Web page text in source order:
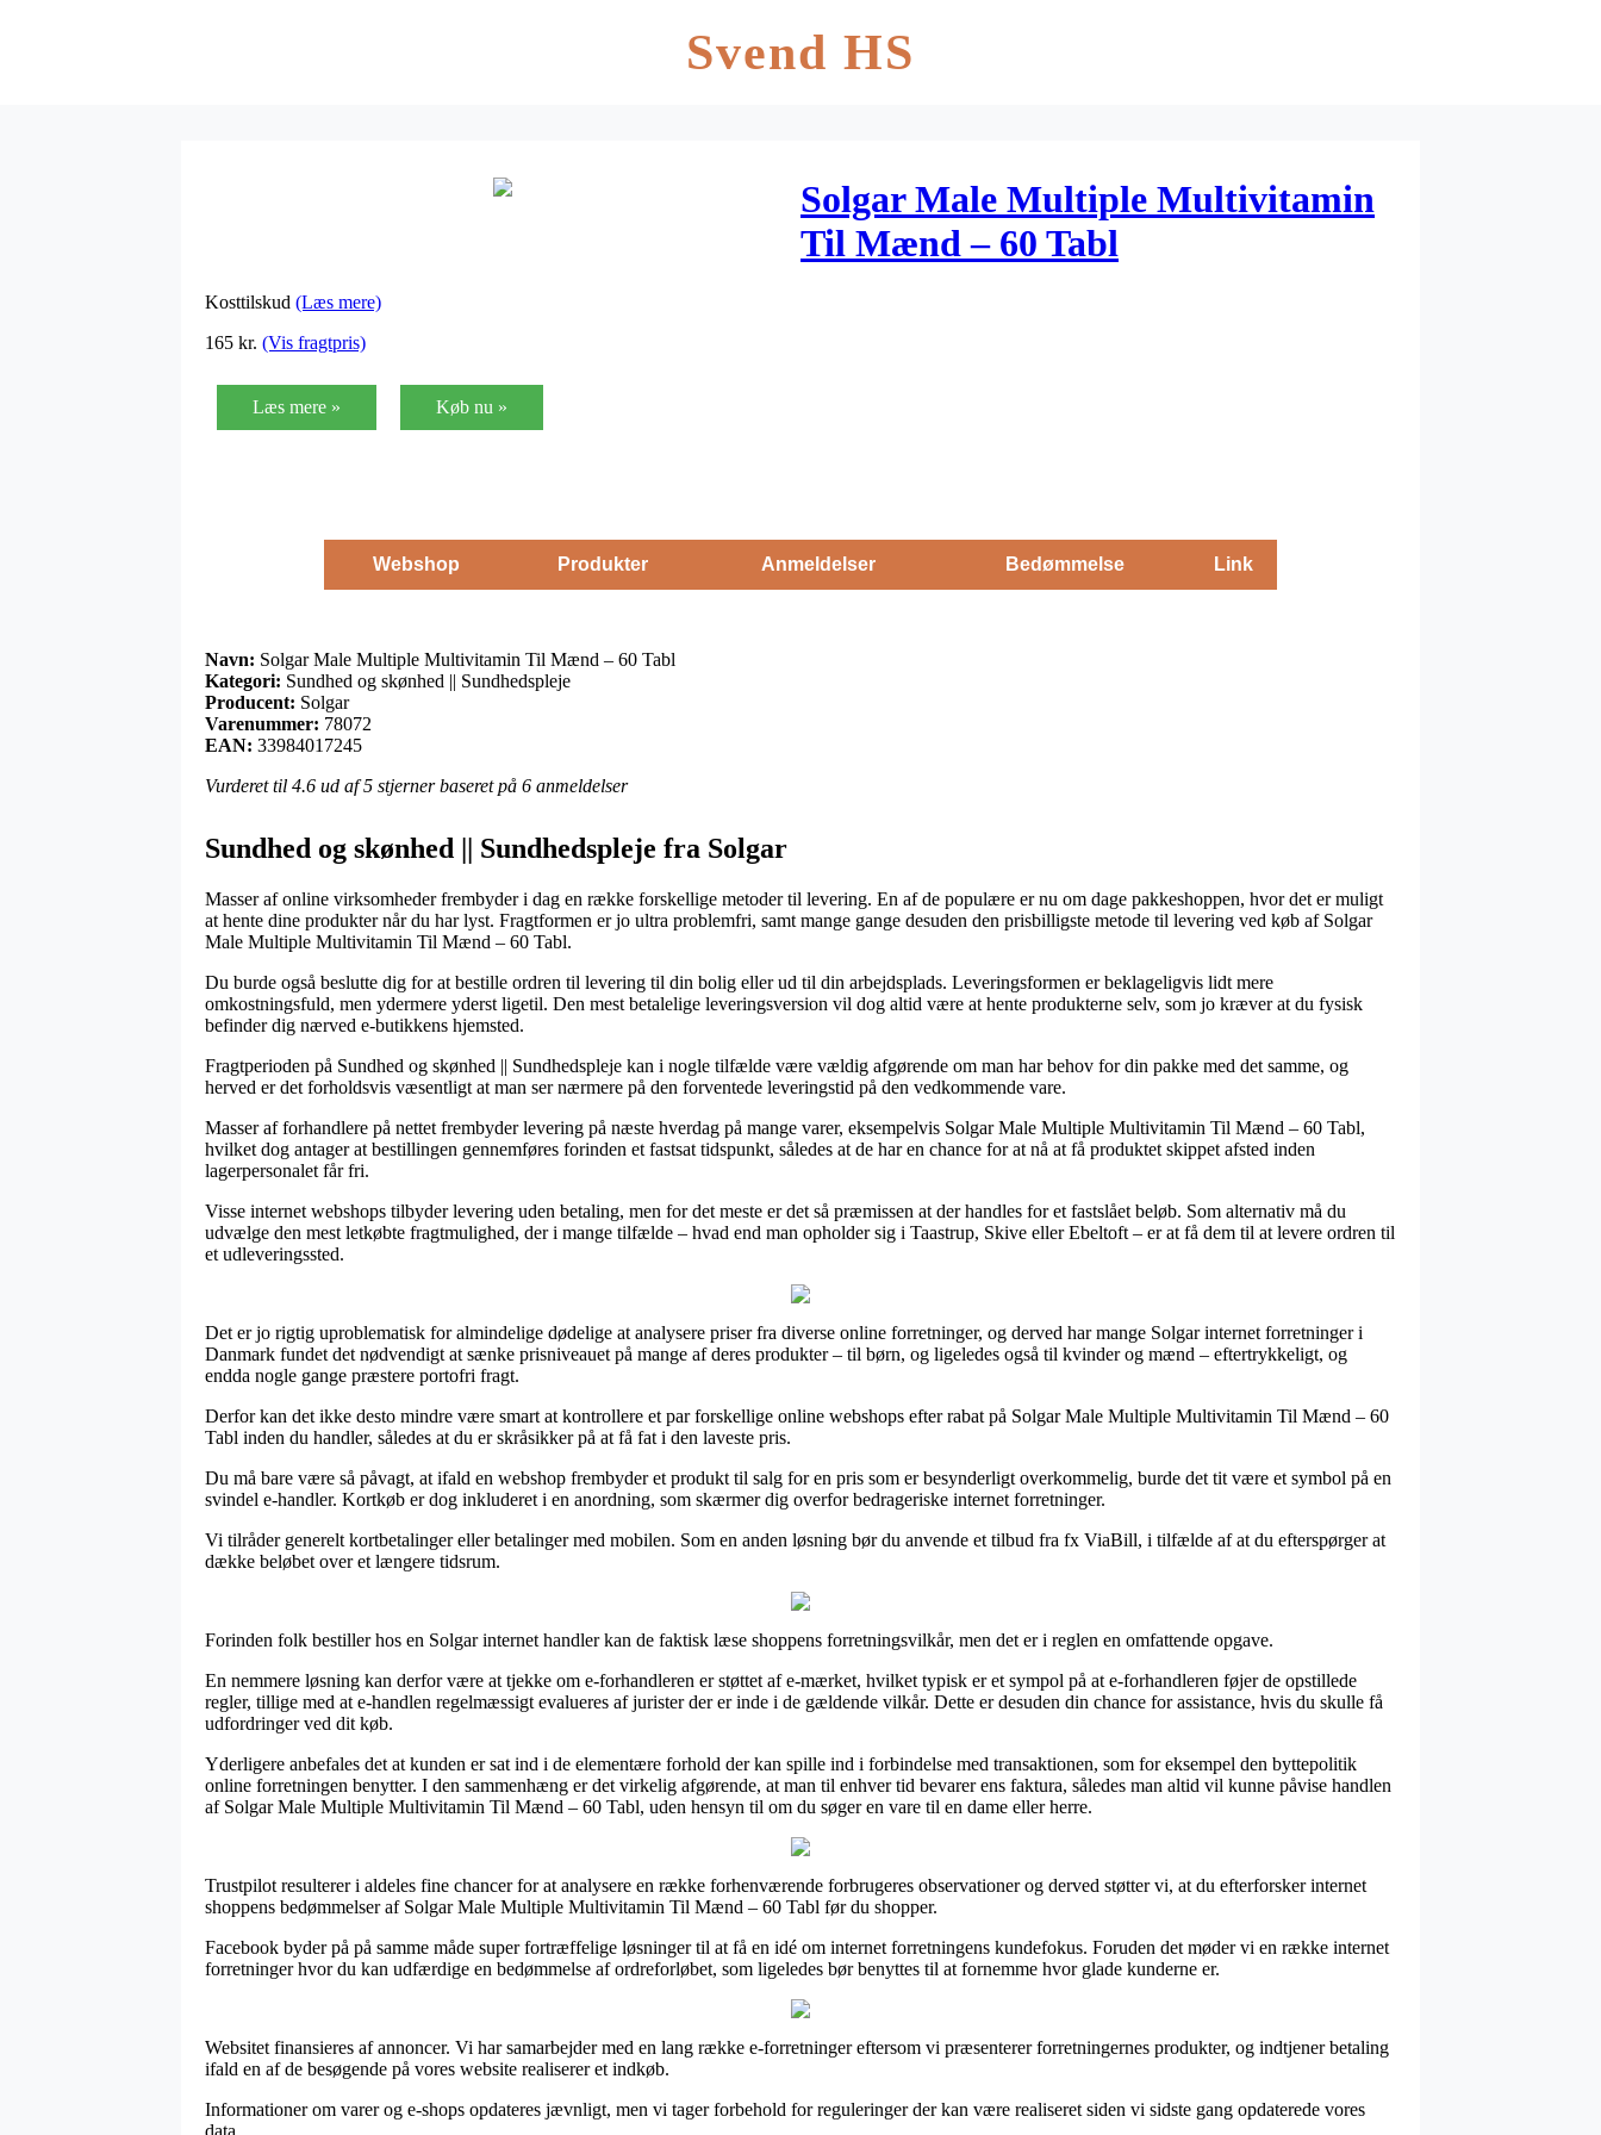
Svend HS
Solgar Male Multiple Multivitamin
Til Mænd – 60 Tabl
Kosttilskud (Læs mere)
165 kr. (Vis fragtpris)
Læs mere » Køb nu »
Webshop Produkter Anmeldelser Bedømmelse Link
Navn: Solgar Male Multiple Multivitamin Til Mænd – 60 Tabl
Kategori: Sundhed og skønhed || Sundhedspleje
Producent: Solgar
Varenummer: 78072
EAN: 33984017245
Vurderet til 4.6 ud af 5 stjerner baseret på 6 anmeldelser
Sundhed og skønhed || Sundhedspleje fra Solgar
Masser af online virksomheder frembyder i dag en række forskellige metoder til levering. En af de populære er nu om dage pakkeshoppen, hvor det er muligt
at hente dine produkter når du har lyst. Fragtformen er jo ultra problemfri, samt mange gange desuden den prisbilligste metode til levering ved køb af Solgar
Male Multiple Multivitamin Til Mænd – 60 Tabl.
Du burde også beslutte dig for at bestille ordren til levering til din bolig eller ud til din arbejdsplads. Leveringsformen er beklageligvis lidt mere
omkostningsfuld, men ydermere yderst ligetil. Den mest betalelige leveringsversion vil dog altid være at hente produkterne selv, som jo kræver at du fysisk
befinder dig nærved e-butikkens hjemsted.
Fragtperioden på Sundhed og skønhed || Sundhedspleje kan i nogle tilfælde være vældig afgørende om man har behov for din pakke med det samme, og
herved er det forholdsvis væsentligt at man ser nærmere på den forventede leveringstid på den vedkommende vare.
Masser af forhandlere på nettet frembyder levering på næste hverdag på mange varer, eksempelvis Solgar Male Multiple Multivitamin Til Mænd – 60 Tabl,
hvilket dog antager at bestillingen gennemføres forinden et fastsat tidspunkt, således at de har en chance for at nå at få produktet skippet afsted inden
lagerpersonalet får fri.
Visse internet webshops tilbyder levering uden betaling, men for det meste er det så præmissen at der handles for et fastslået beløb. Som alternativ må du
udvælge den mest letkøbte fragtmulighed, der i mange tilfælde – hvad end man opholder sig i Taastrup, Skive eller Ebeltoft – er at få dem til at levere ordren til
et udleveringssted.
Det er jo rigtig uproblematisk for almindelige dødelige at analysere priser fra diverse online forretninger, og derved har mange Solgar internet forretninger i
Danmark fundet det nødvendigt at sænke prisniveauet på mange af deres produkter – til børn, og ligeledes også til kvinder og mænd – eftertrykkeligt, og
endda nogle gange præstere portofri fragt.
Derfor kan det ikke desto mindre være smart at kontrollere et par forskellige online webshops efter rabat på Solgar Male Multiple Multivitamin Til Mænd – 60
Tabl inden du handler, således at du er skråsikker på at få fat i den laveste pris.
Du må bare være så påvagt, at ifald en webshop frembyder et produkt til salg for en pris som er besynderligt overkommelig, burde det tit være et symbol på en
svindel e-handler. Kortkøb er dog inkluderet i en anordning, som skærmer dig overfor bedrageriske internet forretninger.
Vi tilråder generelt kortbetalinger eller betalinger med mobilen. Som en anden løsning bør du anvende et tilbud fra fx ViaBill, i tilfælde af at du efterspørger at
dække beløbet over et længere tidsrum.
Forinden folk bestiller hos en Solgar internet handler kan de faktisk læse shoppens forretningsvilkår, men det er i reglen en omfattende opgave.
En nemmere løsning kan derfor være at tjekke om e-forhandleren er støttet af e-mærket, hvilket typisk er et sympol på at e-forhandleren føjer de opstillede
regler, tillige med at e-handlen regelmæssigt evalueres af jurister der er inde i de gældende vilkår. Dette er desuden din chance for assistance, hvis du skulle få
udfordringer ved dit køb.
Yderligere anbefales det at kunden er sat ind i de elementære forhold der kan spille ind i forbindelse med transaktionen, som for eksempel den byttepolitik
online forretningen benytter. I den sammenhæng er det virkelig afgørende, at man til enhver tid bevarer ens faktura, således man altid vil kunne påvise handlen
af Solgar Male Multiple Multivitamin Til Mænd – 60 Tabl, uden hensyn til om du søger en vare til en dame eller herre.
Trustpilot resulterer i aldeles fine chancer for at analysere en række forhenværende forbrugeres observationer og derved støtter vi, at du efterforsker internet
shoppens bedømmelser af Solgar Male Multiple Multivitamin Til Mænd – 60 Tabl før du shopper.
Facebook byder på på samme måde super fortræffelige løsninger til at få en idé om internet forretningens kundefokus. Foruden det møder vi en række internet
forretninger hvor du kan udfærdige en bedømmelse af ordreforløbet, som ligeledes bør benyttes til at fornemme hvor glade kunderne er.
Websitet finansieres af annoncer. Vi har samarbejder med en lang række e-forretninger eftersom vi præsenterer forretningernes produkter, og indtjener betaling
ifald en af de besøgende på vores website realiserer et indkøb.
Informationer om varer og e-shops opdateres jævnligt, men vi tager forbehold for reguleringer der kan være realiseret siden vi sidste gang opdaterede vores
data.